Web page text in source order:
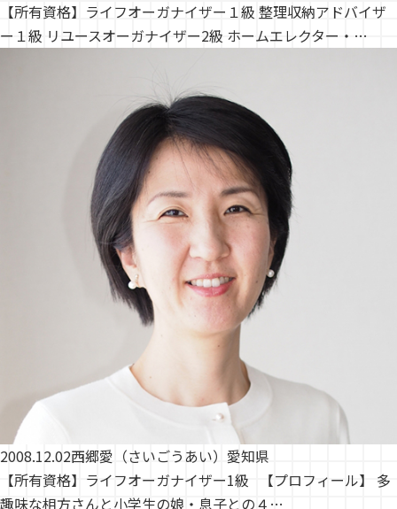
【所有資格】ライフオーガナイザー１級 整理収納アドバイザ
ー１級 リユースオーガナイザー2級 ホームエレクター・…
2008.12.02西郷愛（さいごうあい）愛知県
【所有資格】ライフオーガナイザー1級 【プロフィール】 多
趣味な相方さんと小学生の娘・息子との４…